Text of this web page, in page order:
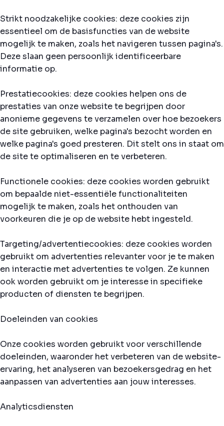
Strikt noodzakelijke cookies: deze cookies zijn
essentieel om de basisfuncties van de website
mogelijk te maken, zoals het navigeren tussen pagina's.
Deze slaan geen persoonlijk identificeerbare
informatie op.
Prestatiecookies: deze cookies helpen ons de
prestaties van onze website te begrijpen door
anonieme gegevens te verzamelen over hoe bezoekers
de site gebruiken, welke pagina's bezocht worden en
welke pagina's goed presteren. Dit stelt ons in staat om
de site te optimaliseren en te verbeteren.
Functionele cookies: deze cookies worden gebruikt
om bepaalde niet-essentiële functionaliteiten
mogelijk te maken, zoals het onthouden van
voorkeuren die je op de website hebt ingesteld.
Targeting/advertentiecookies: deze cookies worden
gebruikt om advertenties relevanter voor je te maken
en interactie met advertenties te volgen. Ze kunnen
ook worden gebruikt om je interesse in specifieke
producten of diensten te begrijpen.
Doeleinden van cookies
Onze cookies worden gebruikt voor verschillende
doeleinden, waaronder het verbeteren van de website-
ervaring, het analyseren van bezoekersgedrag en het
aanpassen van advertenties aan jouw interesses.
Analyticsdiensten